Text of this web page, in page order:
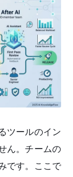
ツールのイン
ん。チームの
です。ここで